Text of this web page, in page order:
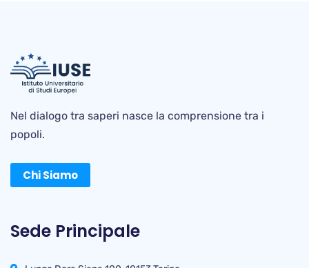
Nel dialogo tra saperi nasce la comprensione tra i
popoli.
Chi Siamo
Sede Principale